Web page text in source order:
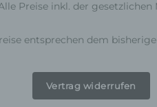
Preise inkl. der gesetzlichen
entsprechen dem
Vertrag widerrufen
Verhalten,
die personenbezogenen Daten